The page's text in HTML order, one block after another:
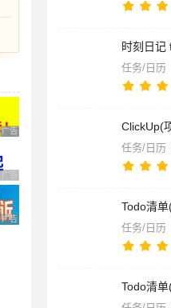
任务/日历
任务/日历
任务/日历
广告 商业广告，理性选择
广告 商业广告，理性选择
广告 商业广告，理性选择